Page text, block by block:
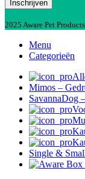
2025 Aware Pet
Menu
Categorieën
Mimos –
SavannaDog
Single &